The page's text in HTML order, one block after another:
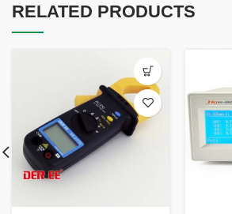
RELATED PRODUCTS